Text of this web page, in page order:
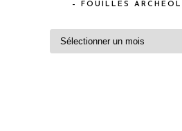
– FOUILLES